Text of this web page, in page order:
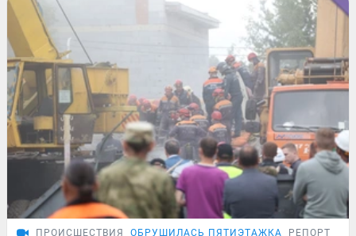
ПРОИСШЕСТВИЯ ОБРУШИЛАСЬ ПЯТИЭТАЖКА РЕПОРТАЖ